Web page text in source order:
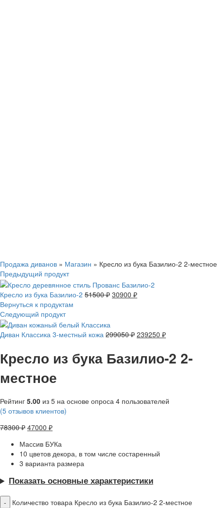
Продажа диванов » Магазин » Кресло из бука Базилио-2 2-местное
Предыдущий продукт
Кресло из бука Базилио-2 51500₽ 30900 ₽
Вернуться к продуктам
Следующий продукт
Диван Классика 3-местный кожа 299050₽ 239250 ₽
Кресло из бука Базилио-2 2-
местное
Рейтинг 5.00 из 5 на основе опроса 4 пользователей
(5 отзывов клиентов)
78300₽ 47000 ₽
Массив БУКа
10 цветов декора, в том числе состаренный
3 варианта размера
Показать основные характеристики
Количество товара Кресло из бука Базилио-2 2-местное